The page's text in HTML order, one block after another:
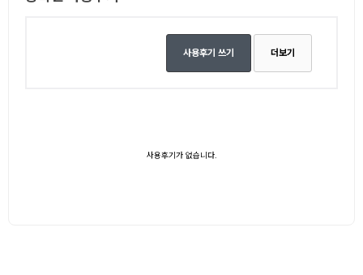
사용후기 쓰기 더보기
사용후기가 없습니다.